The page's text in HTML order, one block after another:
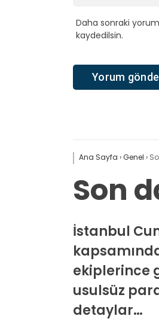
Daha sonraki
kaydedilsin.
Ana Sayfa ›Genel ›
Son
İstanbul
ekiplerince
usulsüz
detaylar…